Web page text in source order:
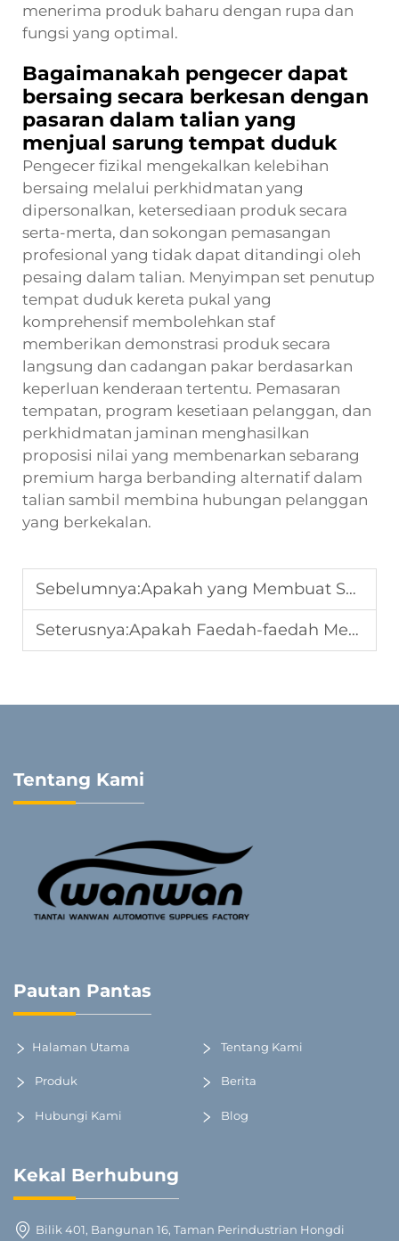
menerima produk baharu dengan rupa dan
fungsi yang optimal.
Bagaimanakah pengecer dapat
bersaing secara berkesan dengan
pasaran dalam talian yang
menjual sarung tempat duduk
Pengecer fizikal mengekalkan kelebihan
bersaing melalui perkhidmatan yang
dipersonalkan, ketersediaan produk secara
serta-merta, dan sokongan pemasangan
profesional yang tidak dapat ditandingi oleh
pesaing dalam talian. Menyimpan set penutup
tempat duduk kereta pukal yang
komprehensif membolehkan staf
memberikan demonstrasi produk secara
langsung dan cadangan pakar berdasarkan
keperluan kenderaan tertentu. Pemasaran
tempatan, program kesetiaan pelanggan, dan
perkhidmatan jaminan menghasilkan
proposisi nilai yang membenarkan sebarang
premium harga berbanding alternatif dalam
talian sambil membina hubungan pelanggan
yang berkekalan.
Sebelumnya:Apakah yang Membuat Set Sarung Tempat Duduk Kereta Lengkap Ideal untuk Pengedar Global
Seterusnya:Apakah Faedah-faedah Mengedarkan Sarung Tempat Duduk Kereta Berbulu di Kawasan Sejuk
Tentang Kami
Pautan Pantas
Halaman Utama Tentang Kami
Produk Berita
Hubungi Kami Blog
Kekal Berhubung
Bilik 401, Bangunan 16, Taman Perindustrian Hongdi